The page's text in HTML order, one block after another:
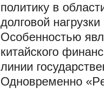
политику в
долговой
Особенностью
китайского
линии
Одновременно